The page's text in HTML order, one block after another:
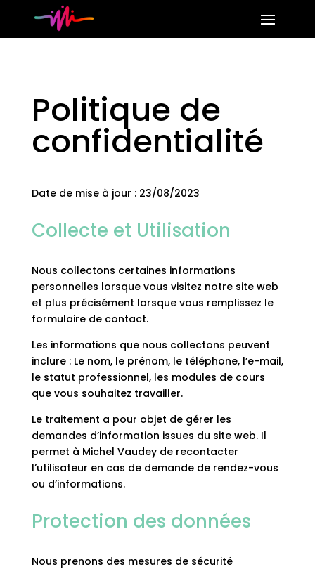
Politique de
confidentialité
Date de mise à jour : 23/08/2023
Collecte et Utilisation
Nous collectons certaines informations
personnelles lorsque vous visitez notre site web
et plus précisément lorsque vous remplissez le
formulaire de contact.
Les informations que nous collectons peuvent
inclure : Le nom, le prénom, le téléphone, l’e-mail,
le statut professionnel, les modules de cours
que vous souhaitez travailler.
Le traitement a pour objet de gérer les
demandes d’information issues du site web. Il
permet à Michel Vaudey de recontacter
l’utilisateur en cas de demande de rendez-vous
ou d’informations.
Protection des données
Nous prenons des mesures de sécurité